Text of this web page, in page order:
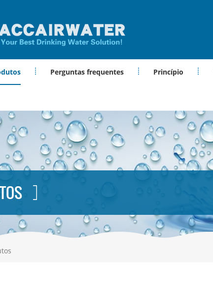
Perguntas frequentes Princípio